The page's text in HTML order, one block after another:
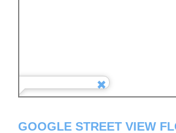
GOOGLE STREET VIEW